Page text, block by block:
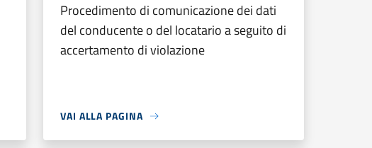
Procedimento di comunicazione dei dati
del conducente o del locatario a seguito di
accertamento di violazione
VAI ALLA PAGINA